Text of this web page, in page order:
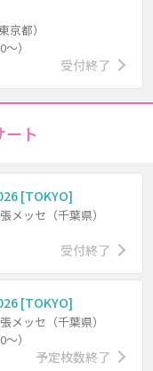
京都）
）
受付終了
ート
[TOKYO]
メッセ（千葉県）
受付終了
[TOKYO]
メッセ（千葉県）
）
予定枚数終了